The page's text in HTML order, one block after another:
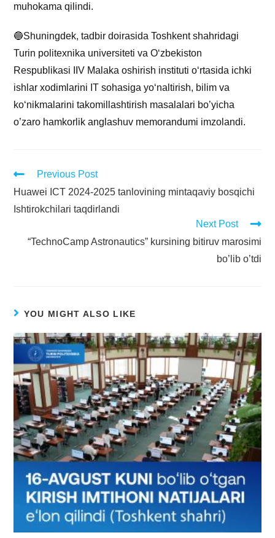
muhokama qilindi.
🔵Shuningdek, tadbir doirasida Toshkent shahridagi
Turin politexnika universiteti va O‘zbekiston
Respublikasi IIV Malaka oshirish instituti o‘rtasida ichki
ishlar xodimlarini IT sohasiga yo‘naltirish, bilim va
ko‘nikmalarini takomillashtirish masalalari bo’yicha
o’zaro hamkorlik anglashuv memorandumi imzolandi.
Previous Post
Huawei ICT 2024-2025 tanlovining mintaqaviy bosqichi
Ishtirokchilari taqdirlandi
Next Post
“TechnoCamp Astronautics” kursining bitiruv marosimi
bo’lib o’tdi
YOU MIGHT ALSO LIKE